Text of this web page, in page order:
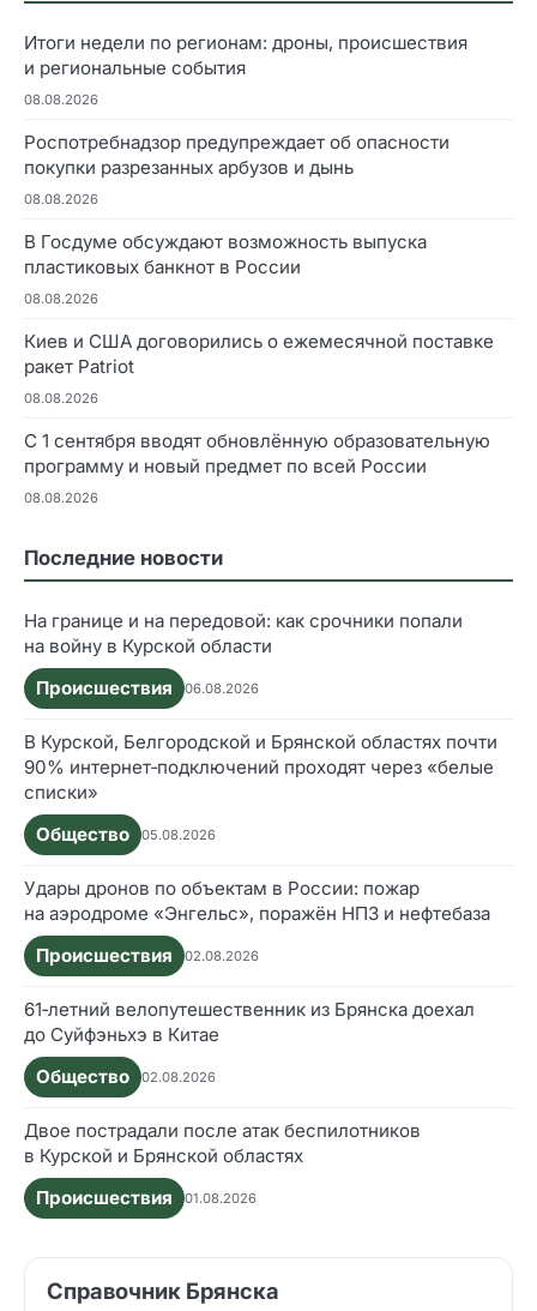
Итоги недели по регионам: дроны, происшествия
и региональные события
08.08.2026
Роспотребнадзор предупреждает об опасности
покупки разрезанных арбузов и дынь
08.08.2026
В Госдуме обсуждают возможность выпуска
пластиковых банкнот в России
08.08.2026
Киев и США договорились о ежемесячной поставке
ракет Patriot
08.08.2026
С 1 сентября вводят обновлённую образовательную
программу и новый предмет по всей России
08.08.2026
Последние новости
На границе и на передовой: как срочники попали
на войну в Курской области
Происшествия
06.08.2026
В Курской, Белгородской и Брянской областях почти
90% интернет‑подключений проходят через «белые
списки»
Общество
05.08.2026
Удары дронов по объектам в России: пожар
на аэродроме «Энгельс», поражён НПЗ и нефтебаза
Происшествия
02.08.2026
61‑летний велопутешественник из Брянска доехал
до Суйфэньхэ в Китае
Общество
02.08.2026
Двое пострадали после атак беспилотников
в Курской и Брянской областях
Происшествия
01.08.2026
Справочник Брянска